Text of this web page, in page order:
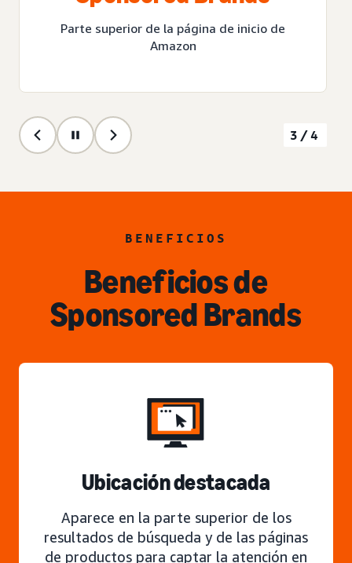
Parte superior de la página de inicio de
Amazon
3/4
BENEFICIOS
Beneficios de
Sponsored Brands
Ubicación destacada
Aparece en la parte superior de los
resultados de búsqueda y de las páginas
de productos para captar la atención en